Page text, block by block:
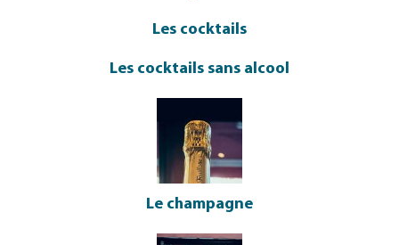
Les cocktails
Les cocktails sans alcool
Le champagne